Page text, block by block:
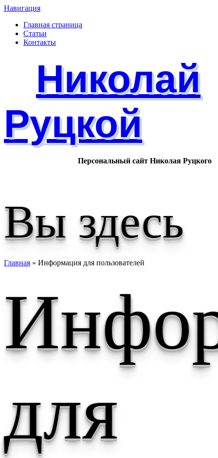
Навигация
Главная страница
Статьи
Контакты
Николай
Руцкой
Персональный сайт Николая Руцкого
Вы здесь
Главная » Информация для пользователей
для